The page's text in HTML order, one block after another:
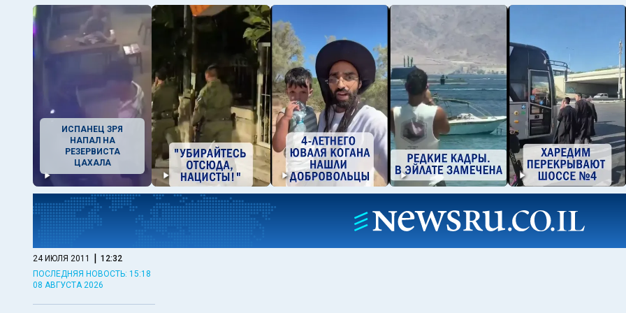
ИСПАНЕЦ ЗРЯ
НАПАЛ НА
РЕЗЕРВИСТА
ЦАХАЛА
24 ИЮЛЯ 2011 | 12:32
ПОСЛЕДНЯЯ НОВОСТЬ: 15:18
08 АВГУСТА 2026